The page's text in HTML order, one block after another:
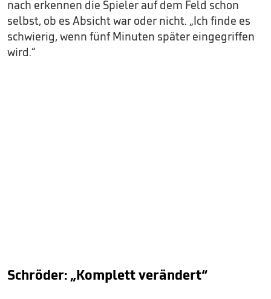
nach erkennen die Spieler auf dem Feld schon
selbst, ob es Absicht war oder nicht. „Ich finde es
schwierig, wenn fünf Minuten später eingegriffen
wird.“
Schröder: „Komplett verändert“